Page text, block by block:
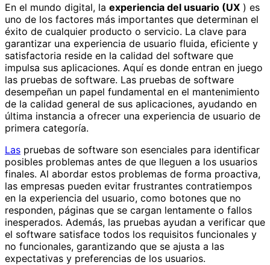
En el mundo digital, la experiencia del usuario (UX ) es
uno de los factores más importantes que determinan el
éxito de cualquier producto o servicio. La clave para
garantizar una experiencia de usuario fluida, eficiente y
satisfactoria reside en la calidad del software que
impulsa sus aplicaciones. Aquí es donde entran en juego
las pruebas de software. Las pruebas de software
desempeñan un papel fundamental en el mantenimiento
de la calidad general de sus aplicaciones, ayudando en
última instancia a ofrecer una experiencia de usuario de
primera categoría.
Las pruebas de software son esenciales para identificar
posibles problemas antes de que lleguen a los usuarios
finales. Al abordar estos problemas de forma proactiva,
las empresas pueden evitar frustrantes contratiempos
en la experiencia del usuario, como botones que no
responden, páginas que se cargan lentamente o fallos
inesperados. Además, las pruebas ayudan a verificar que
el software satisface todos los requisitos funcionales y
no funcionales, garantizando que se ajusta a las
expectativas y preferencias de los usuarios.